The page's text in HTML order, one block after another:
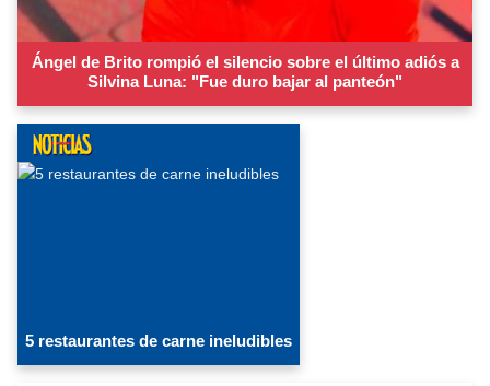
Ángel de Brito rompió el silencio sobre el último adiós a
Silvina Luna: "Fue duro bajar al panteón"
5 restaurantes de carne ineludibles